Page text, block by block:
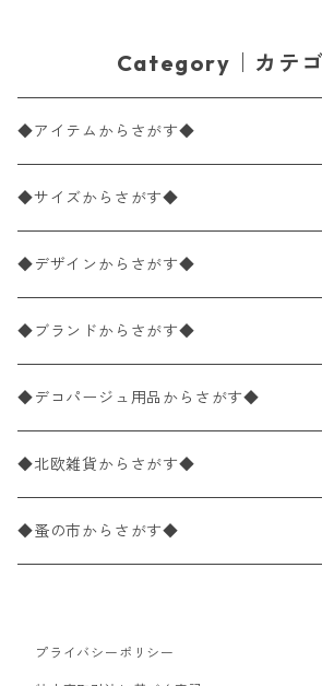
Category｜カテ
◆アイテムからさがす◆
ペーパーナプキン2枚バラ売り
ペーパーナプキン1枚バラ売り
ペーパーナプキン20枚入りパック
ペーパーナプキン10枚入りパック
ライスペーパー
ペーパーリネンナプキン
ワックスペーパー
◆サイズからさがす◆
33×33cm（ランチサイズ）
バラ売り
パック売り
25×25cm（カクテルサイズ）
バラ売り
パック売り
40×40cm（ディナーサイズ）
バラ売り
パック売り
21×21cm（ポケットサイズ）
バラ売り
33cm（ラウンド）
◆デザインからさがす◆
花柄
植物・グリーン柄
動物・鳥・昆虫・蝶柄
海・魚柄
食べ物・フルーツ・野菜・ドリンク柄
◆ブランドからさがす◆
ドイツ製 IHR/イア
ランチサイズ
カクテルサイズ
ドイツ製 Ambiente/アンビエンテ
ランチサイズ
ドイツ製 Paperproducts Design
カクテルサイズ
ランチサイズ
ドイツ製 ti-flair/ティーフレア
◆デコパージュ用品からさがす◆
デコパージュ液
デコパージュ下地
デコパージュはさみ
◆北欧雑貨からさがす◆
シリコンモールド
トレイ
◆蚤の市からさがす◆
北欧雑貨
プライバシーポリシー